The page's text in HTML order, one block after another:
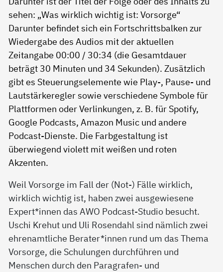
Weil Vorsorge im Fall der (Not-) Fälle wirklich,
wirklich wichtig ist, haben zwei ausgewiesene
Expert*innen das AWO Podcast-Studio besucht.
Uschi Krehut und Uli Rosendahl sind nämlich zwei
ehrenamtliche Berater*innen rund um das Thema
Vorsorge, die Schulungen durchführen und
Menschen durch den Paragrafen- und